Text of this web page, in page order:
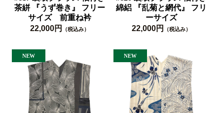
茶絣 『うず巻き』 フリー
サイズ 前重ね衿
22,000円
（税込み）
綿絽 『乱菊と網代』 フリ
ーサイズ
22,000円
（税込み）